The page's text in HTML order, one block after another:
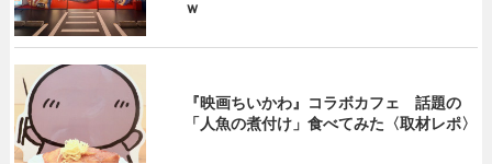
ｗ
『映画ちいかわ』コラボカフェ 話題の
「人魚の煮付け」食べてみた〈取材レポ〉